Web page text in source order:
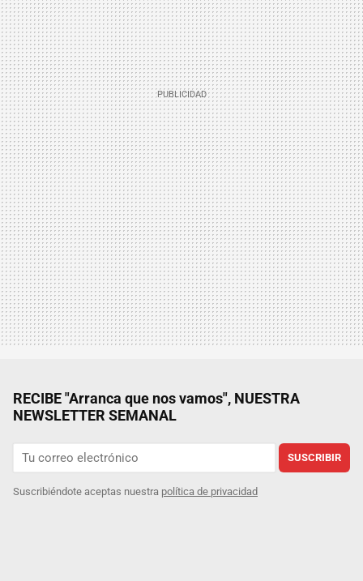
RECIBE "Arranca que nos vamos", NUESTRA
NEWSLETTER SEMANAL
SUSCRIBIR
Suscribiéndote aceptas nuestra política de privacidad